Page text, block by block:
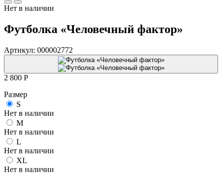
Нет в наличии
Футболка «Человечный фактор»
Артикул: 000002772
2 800 P
Размер
S
Нет в наличии
M
Нет в наличии
L
Нет в наличии
XL
Нет в наличии